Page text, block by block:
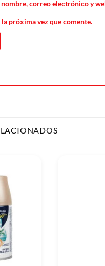
correo electrónico y
próxima vez que comente.